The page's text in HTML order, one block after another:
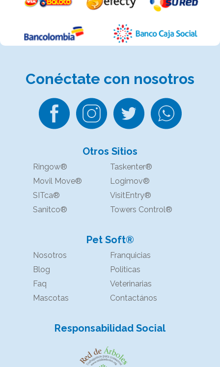
Conéctate con nosotros
Otros Sitios
Ringow®
Taskenter®
Movil Move®
Logimov®
SITca®
VisitEntry®
Sanitco®
Towers Control®
Pet Soft®
Nosotros
Franquicias
Blog
Politicas
Faq
Veterinarias
Mascotas
Contactános
Responsabilidad Social